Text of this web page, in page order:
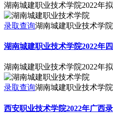
湖南城建职业技术学院2022年
录取查询湖南城建职业技术学院
湖南城建职业技术学院2022年
湖南城建职业技术学院2022年
录取查询湖南城建职业技术学院
西安职业技术学院2022年广西